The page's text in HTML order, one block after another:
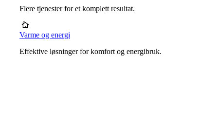
Flere tjenester for et komplett resultat.
Varme og energi
Effektive løsninger for komfort og energibruk.